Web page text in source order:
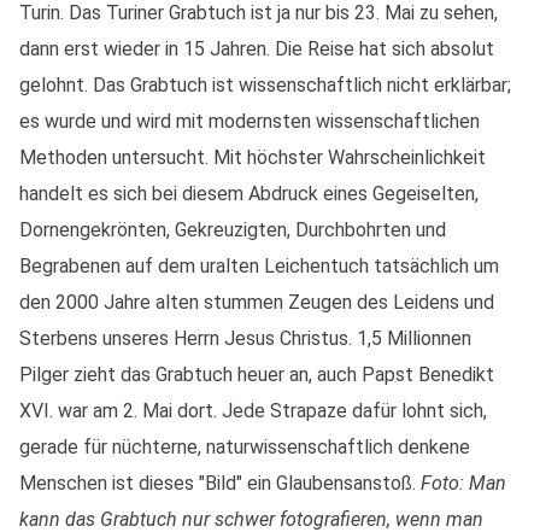
Turin. Das Turiner Grabtuch ist ja nur bis 23. Mai zu sehen,
dann erst wieder in 15 Jahren. Die Reise hat sich absolut
gelohnt. Das Grabtuch ist wissenschaftlich nicht erklärbar;
es wurde und wird mit modernsten wissenschaftlichen
Methoden untersucht. Mit höchster Wahrscheinlichkeit
handelt es sich bei diesem Abdruck eines Gegeiselten,
Dornengekrönten, Gekreuzigten, Durchbohrten und
Begrabenen auf dem uralten Leichentuch tatsächlich um
den 2000 Jahre alten stummen Zeugen des Leidens und
Sterbens unseres Herrn Jesus Christus. 1,5 Millionnen
Pilger zieht das Grabtuch heuer an, auch Papst Benedikt
XVI. war am 2. Mai dort. Jede Strapaze dafür lohnt sich,
gerade für nüchterne, naturwissenschaftlich denkene
Menschen ist dieses "Bild" ein Glaubensanstoß. Foto: Man
kann das Grabtuch nur schwer fotografieren, wenn man